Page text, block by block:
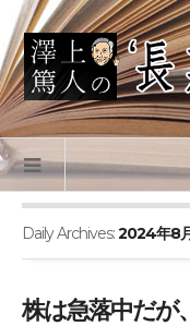
Daily Archives:2024年8
株は急落中だが